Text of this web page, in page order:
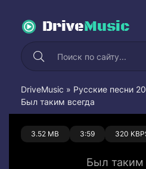
DriveMusic
DriveMusic » Русские песни
Был таким всегда
3.52 MB 3:59 320
0
Был таким